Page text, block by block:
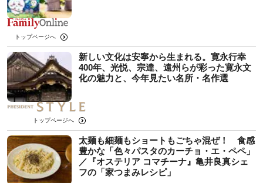
トップページへ
新しい文化は安寧から生まれる。寛永行幸
400年、光悦、宗達、遠州らが彩った寛永文
化の魅力と、今年見たい名所・名作選
トップページへ
太麺も細麺もショートもごちゃ混ぜ！ 食感
豊かな「色々パスタのカーチョ・エ・ペペ」
／『オステリア コマチーナ』亀井良真シェ
フの「家つまみレシピ」